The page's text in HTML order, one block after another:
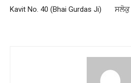
Kavit No. 40 (Bhai Gurdas Ji)
ਸਲੋਕੁ